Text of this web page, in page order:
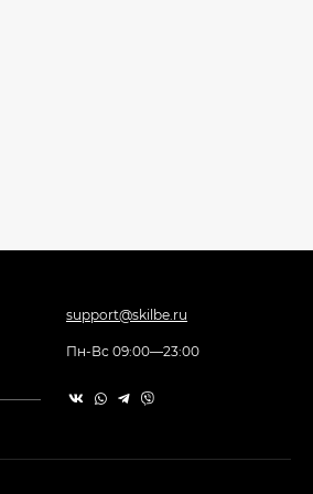
support@skilbe.ru
Пн-Вс 09:00—23:00